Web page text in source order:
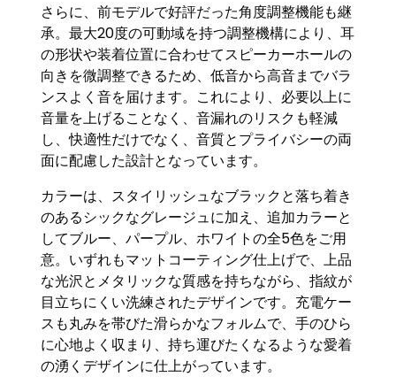
さらに、前モデルで好評だった角度調整機能も継
承。最大20度の可動域を持つ調整機構により、耳
の形状や装着位置に合わせてスピーカーホールの
向きを微調整できるため、低音から高音までバラ
ンスよく音を届けます。これにより、必要以上に
音量を上げることなく、音漏れのリスクも軽減
し、快適性だけでなく、音質とプライバシーの両
面に配慮した設計となっています。
カラーは、スタイリッシュなブラックと落ち着き
のあるシックなグレージュに加え、追加カラーと
してブルー、パープル、ホワイトの全5色をご用
意。いずれもマットコーティング仕上げで、上品
な光沢とメタリックな質感を持ちながら、指紋が
目立ちにくい洗練されたデザインです。充電ケー
スも丸みを帯びた滑らかなフォルムで、手のひら
に心地よく収まり、持ち運びたくなるような愛着
の湧くデザインに仕上がっています。